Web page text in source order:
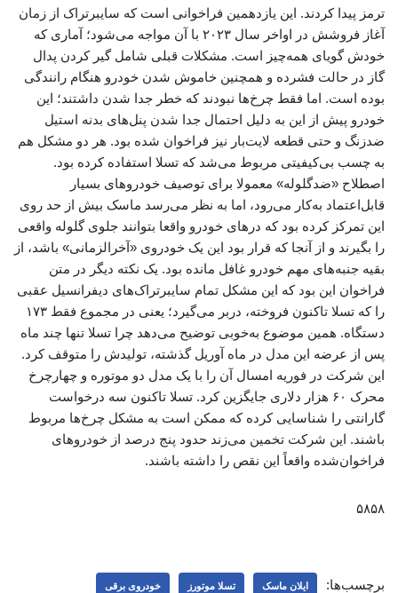
ترمز پیدا کردند. این یازدهمین فراخوانی است که سایبرتراک از زمان
آغاز فروشش در اواخر سال ۲۰۲۳ با آن مواجه می‌شود؛ آماری که
خودش گویای همه‌چیز است. مشکلات قبلی شامل گیر کردن پدال
گاز در حالت فشرده و همچنین خاموش شدن خودرو هنگام رانندگی
بوده است. اما فقط چرخ‌ها نبودند که خطر جدا شدن داشتند؛ این
خودرو پیش از این به‌ دلیل احتمال جدا شدن پنل‌های بدنه استیل
ضدزنگ و حتی قطعه لایت‌بار نیز فراخوان شده بود. هر دو مشکل هم
به چسب بی‌کیفیتی مربوط می‌شد که تسلا استفاده کرده بود.
اصطلاح «ضدگلوله» معمولا برای توصیف خودروهای بسیار
قابل‌اعتماد به‌کار می‌رود، اما به نظر می‌رسد ماسک بیش از حد روی
این تمرکز کرده بود که درهای خودرو واقعا بتوانند جلوی گلوله واقعی
را بگیرند و از آنجا که قرار بود این یک خودروی «آخرالزمانی» باشد، از
بقیه جنبه‌های مهم خودرو غافل مانده بود. یک نکته دیگر در متن
فراخوان این بود که این مشکل تمام سایبرتراک‌های دیفرانسیل عقبی
را که تسلا تاکنون فروخته، دربر می‌گیرد؛ یعنی در مجموع فقط ۱۷۳
دستگاه. همین موضوع به‌خوبی توضیح می‌دهد چرا تسلا تنها چند ماه
پس از عرضه این مدل در ماه آوریل گذشته، تولیدش را متوقف کرد.
این شرکت در فوریه امسال آن را با یک مدل دو موتوره و چهارچرخ
محرک ۶۰ هزار دلاری جایگزین کرد. تسلا تاکنون سه درخواست
گارانتی را شناسایی کرده که ممکن است به مشکل چرخ‌ها مربوط
باشند. این شرکت تخمین می‌زند حدود پنج درصد از خودروهای
فراخوان‌شده واقعاً این نقص را داشته باشند.
۵۸۵۸
برچسب‌ها: ایلان ماسک تسلا موتورز خودروی برقی